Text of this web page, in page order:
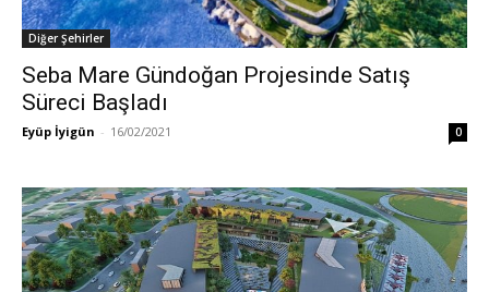
Diğer Şehirler
Seba Mare Gündoğan Projesinde Satış
Süreci Başladı
Eyüp İyigün - 16/02/2021 0